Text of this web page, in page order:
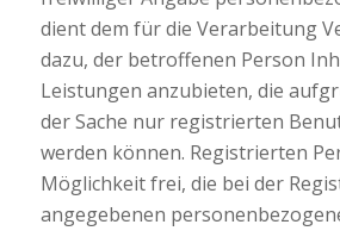
dient dem für die Verarbeitung
dazu, der betroffenen Person
Leistungen anzubieten, die
der Sache nur registrierten
werden können. Registrierten
Möglichkeit frei, die bei der
angegebenen